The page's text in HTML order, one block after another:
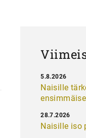
Naisille
5.8.2026
Naisille iso
28.7.2026